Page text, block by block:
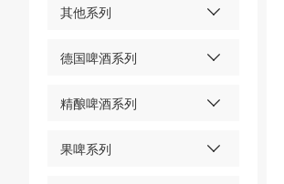
其他系列
德国啤酒系列
精酿啤酒系列
果啤系列